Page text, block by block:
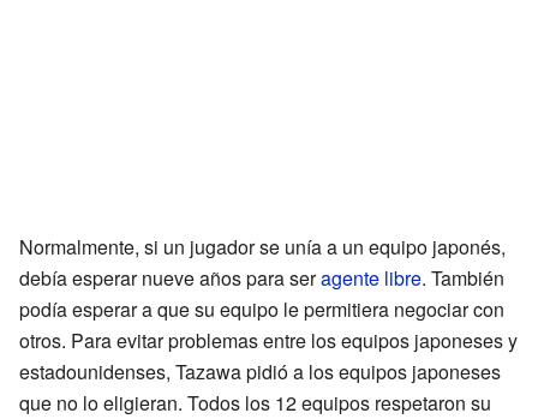
Normalmente, si un jugador se unía a un equipo japonés,
debía esperar nueve años para seragente libre. También
podía esperar a que su equipo le permitiera negociar con
otros. Para evitar problemas entre los equipos japoneses y
estadounidenses, Tazawa pidió a los equipos japoneses
que no lo eligieran. Todos los 12 equipos respetaron su